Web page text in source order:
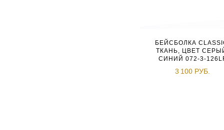
БЕЙСБОЛКА
ТКАНЬ, ЦВЕТ
СИНИЙ 072-3-
3 100 РУБ.